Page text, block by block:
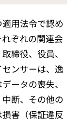
用法令で認め
ぞれの関連会
締役、役員、
ンサーは、逸
ータの喪失、
断、その他の
害（保証違反